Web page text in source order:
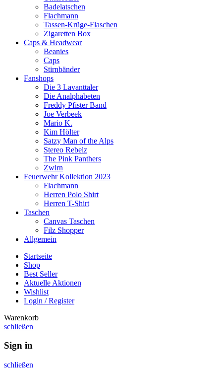
Badelatschen
Flachmann
Tassen-Krüge-Flaschen
Zigaretten Box
Caps & Headwear
Beanies
Caps
Stirnbänder
Fanshops
Die 3 Lavanttaler
Die Analphabeten
Freddy Pfister Band
Joe Verbeek
Mario K.
Kim Hölter
Satzy Man of the Alps
Stereo Rebelz
The Pink Panthers
Zwirn
Feuerwehr Kollektion 2023
Flachmann
Herren Polo Shirt
Herren T-Shirt
Taschen
Canvas Taschen
Filz Shopper
Allgemein
Startseite
Shop
Best Seller
Aktuelle Aktionen
Wishlist
Login / Register
Warenkorb
schließen
Sign in
schließen